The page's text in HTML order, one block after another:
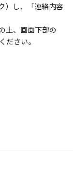
）し、「連絡内容
上、画面下部の
ださい。